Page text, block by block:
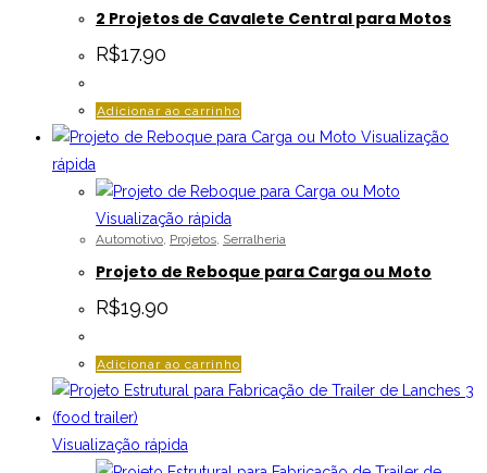
2 Projetos de Cavalete Central para Motos
R$17.90
Adicionar ao carrinho
Visualização
rápida
Visualização rápida
Automotivo, Projetos, Serralheria
Projeto de Reboque para Carga ou Moto
R$19.90
Adicionar ao carrinho
Visualização rápida